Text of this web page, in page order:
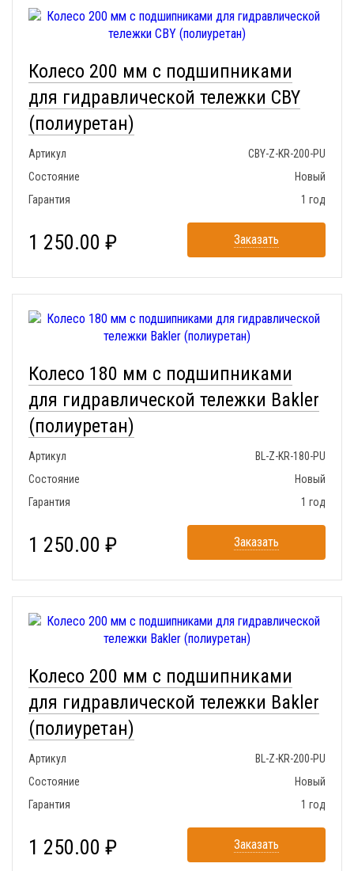
Колесо 200 мм с подшипниками
для гидравлической тележки CBY
(полиуретан)
Артикул
CBY-Z-KR-200-PU
Состояние
Новый
Гарантия
1 год
1 250.00 ₽ Заказать
Колесо 180 мм с подшипниками
для гидравлической тележки Bakler
(полиуретан)
Артикул
BL-Z-KR-180-PU
Состояние
Новый
Гарантия
1 год
1 250.00 ₽ Заказать
Колесо 200 мм с подшипниками
для гидравлической тележки Bakler
(полиуретан)
Артикул
BL-Z-KR-200-PU
Состояние
Новый
Гарантия
1 год
1 250.00 ₽ Заказать